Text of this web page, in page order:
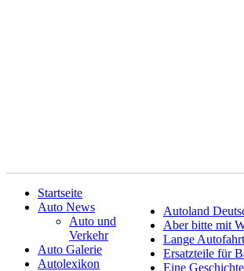
Startseite
Auto News
Auto und
Verkehr
Auto Galerie
Autolexikon
Autoland
Aber bitte mit
Lange
Ersatzteile für
Eine